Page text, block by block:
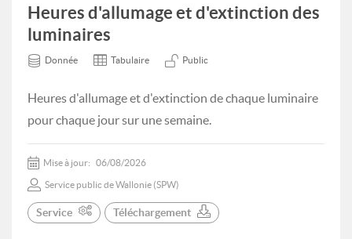
Heures d'allumage et d'extinction des
luminaires
Donnée Tabulaire Public
Heures d'allumage et d'extinction de chaque luminaire
pour chaque jour sur une semaine.
Mise à jour: 06/08/2026
Service public de Wallonie (SPW)
Service Téléchargement